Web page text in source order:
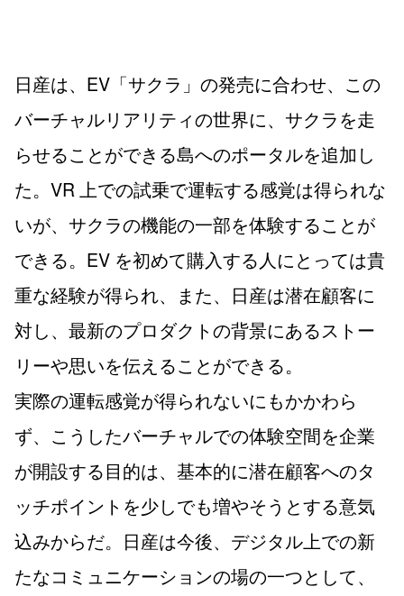
日産は、EV「サクラ」の発売に合わせ、この
バーチャルリアリティの世界に、サクラを走
らせることができる島へのポータルを追加し
た。VR 上での試乗で運転する感覚は得られな
いが、サクラの機能の一部を体験することが
できる。EV を初めて購入する人にとっては貴
重な経験が得られ、また、日産は潜在顧客に
対し、最新のプロダクトの背景にあるストー
リーや思いを伝えることができる。
実際の運転感覚が得られないにもかかわら
ず、こうしたバーチャルでの体験空間を企業
が開設する目的は、基本的に潜在顧客へのタ
ッチポイントを少しでも増やそうとする意気
込みからだ。日産は今後、デジタル上での新
たなコミュニケーションの場の一つとして、